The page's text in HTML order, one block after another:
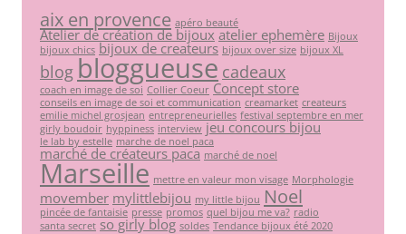
aix en provence apéro beauté
Atelier de création de bijoux atelier ephemère Bijoux
bijoux chics bijoux de createurs bijoux over size bijoux XL
blog bloggueuse cadeaux
coach en image de soi Collier Coeur Concept store
conseils en image de soi et communication creamarket createurs
emilie michel grosjean entrepreneurielles festival septembre en mer
girly boudoir hyppiness interview jeu concours bijou
le lab by estelle marche de noel paca
marché de créateurs paca marché de noel
Marseille mettre en valeur mon visage Morphologie
movember mylittlebijou my little bijou Noel
pincée de fantaisie presse promos quel bijou me va? radio
santa secret so girly blog soldes Tendance bijoux été 2020